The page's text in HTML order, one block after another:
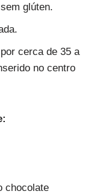
glúten.
cerca de 35 a
no centro
chocolate